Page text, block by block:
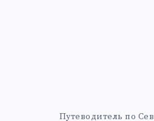
Путеводитель по